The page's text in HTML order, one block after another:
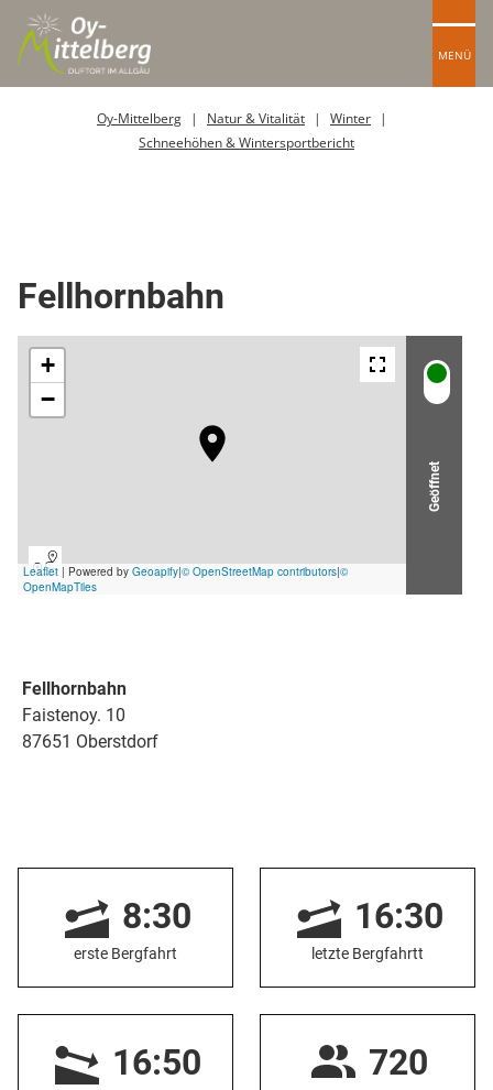
MENÜ
Oy-Mittelberg Natur & Vitalität
Winter
Schneehöhen & Wintersportbericht
Fellhornbahn
Geöffnet
Fellhornbahn
Faistenoy. 10
87651 Oberstdorf
8:30
erste Bergfahrt
16:30
letzte Bergfahrtt
16:50 720